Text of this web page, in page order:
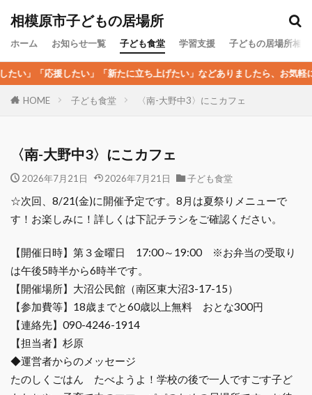
相模原市子どもの居場所
ホーム お知らせ一覧 子ども食堂 学習支援 子どもの居場所相
」「新たに立ち上げたい」などありましたら、お気軽にお問い合わせ下
HOME 子ども食堂 〈南-大野中3〉にこカフェ
〈南-大野中3〉にこカフェ
2026年7月21日 2026年7月21日 子ども食堂
☆次回、8/21(金)に開催予定です。8月は夏祭りメニューで
す！お楽しみに！詳しくは下記チラシをご確認ください。
【開催日時】第３金曜日 17:00～19:00 ※お弁当の受取り
は午後5時半から6時半です。
【開催場所】大沼公民館（南区東大沼3-17-15）
【参加費等】18歳までと60歳以上無料 おとな300円
【連絡先】090-4246-1914
【担当者】杉原
◆運営者からのメッセージ
たのしくごはん たべようよ！学校の後で一人ですごす子ど
カテゴリー
検索